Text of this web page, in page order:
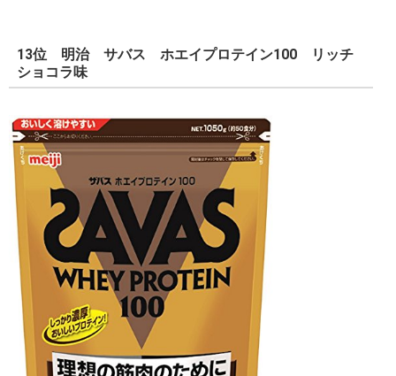
13位 明治 サバス ホエイプロテイン100 リッチ
ショコラ味